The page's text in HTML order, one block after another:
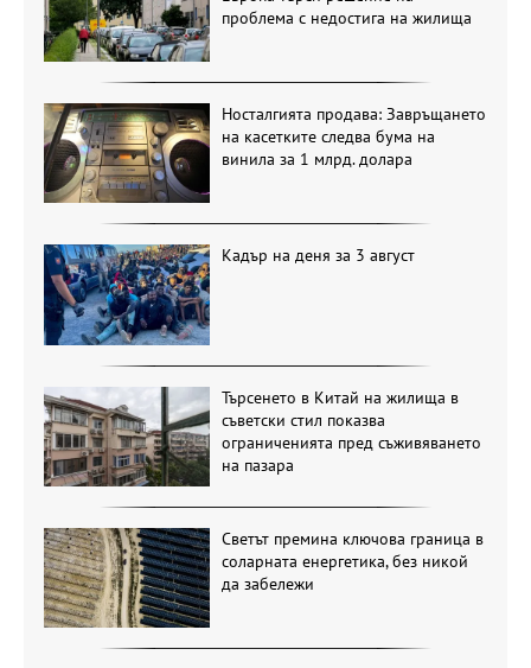
проблема с недостига на жилища
Носталгията продава: Завръщането
на касетките следва бума на
винила за 1 млрд. долара
Кадър на деня за 3 август
Търсенето в Китай на жилища в
съветски стил показва
ограниченията пред съживяването
на пазара
Светът премина ключова граница в
соларната енергетика, без никой
да забележи